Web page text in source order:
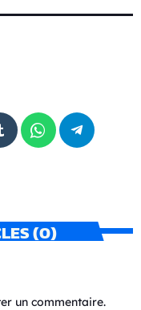
(0)
un commentaire.